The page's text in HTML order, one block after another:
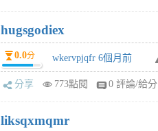
hugsgodiex
0.0分 wkervpjqfr 6個月前
分享 773點閱 0 評論/給分
liksqxmqmr